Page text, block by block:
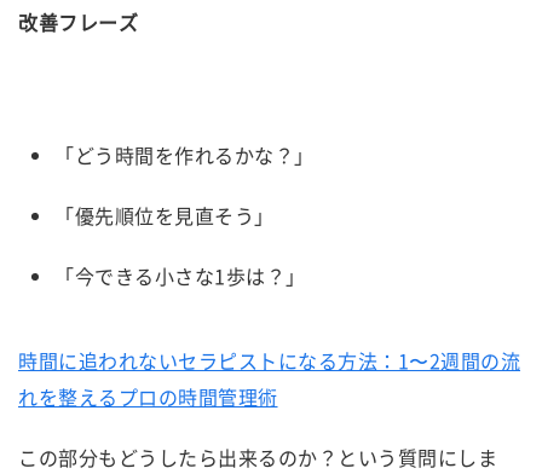
改善フレーズ
「どう時間を作れるかな？」
「優先順位を見直そう」
「今できる小さな1歩は？」
時間に追われないセラピストになる方法：1〜2週間の流
れを整えるプロの時間管理術
この部分もどうしたら出来るのか？という質問にしま